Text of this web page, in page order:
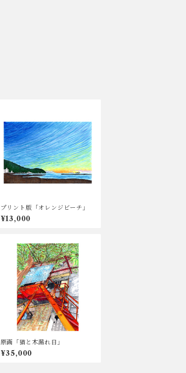
プリント版「オレンジビーチ」
¥13,000
原画「猫と木漏れ日」
¥35,000